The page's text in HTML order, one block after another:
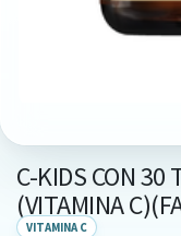
C-KIDS CON 30
(VITAMINA
VITAMINA C